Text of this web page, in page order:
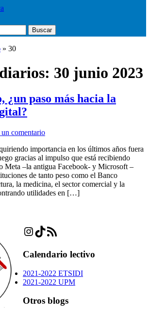
Buscar
» 30
30 junio 2023
¿un paso más hacia la
comentario
importancia en los últimos años fuera
gracias al impulso que está recibiendo
Meta –la antigua Facebook- y Microsoft –
de tanto peso como el Banco
la medicina, el sector comercial y la
utilidades en […]
Instagram
TikTok
Feed RSS
Calendario lectivo
2021-2022 ETSIDI
2021-2022 UPM
Otros blogs